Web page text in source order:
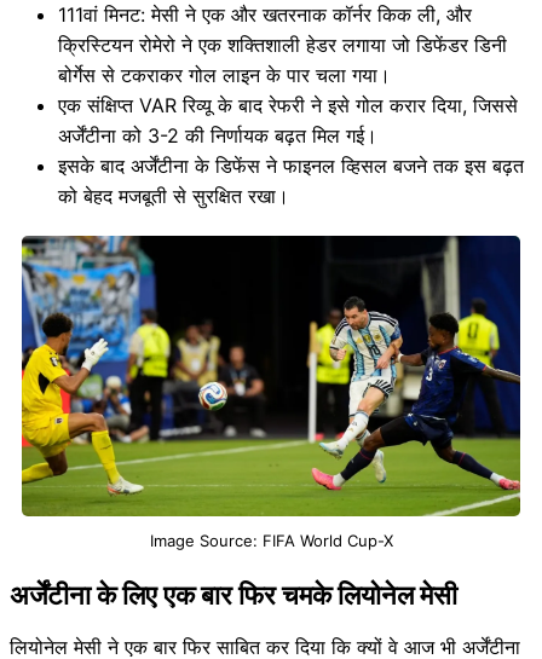
111वां मिनट: मेसी ने एक और खतरनाक कॉर्नर किक ली, और
क्रिस्टियन रोमेरो ने एक शक्तिशाली हेडर लगाया जो डिफेंडर डिनी
बोर्गेस से टकराकर गोल लाइन के पार चला गया।
एक संक्षिप्त VAR रिव्यू के बाद रेफरी ने इसे गोल करार दिया, जिससे
अर्जेंटीना को 3-2 की निर्णायक बढ़त मिल गई।
इसके बाद अर्जेंटीना के डिफेंस ने फाइनल व्हिसल बजने तक इस बढ़त
को बेहद मजबूती से सुरक्षित रखा।
Image Source: FIFA World Cup-X
अर्जेंटीना के लिए एक बार फिर चमके लियोनेल मेसी
लियोनेल मेसी ने एक बार फिर साबित कर दिया कि क्यों वे आज भी अर्जेंटीना